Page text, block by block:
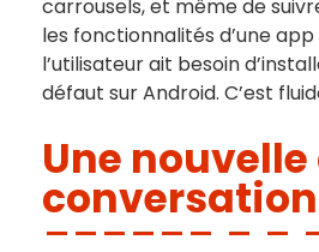
carrousels, et même de
les fonctionnalités d’une
l’utilisateur ait besoin
défaut sur Android. C’est
Une